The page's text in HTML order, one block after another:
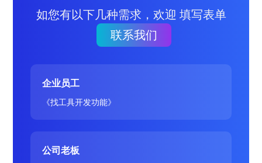
如您有以下几种需求，欢迎 填写表单
联系我们
企业员工
《找工具开发功能》
公司老板